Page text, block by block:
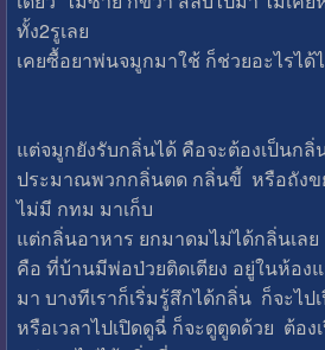
ทั้ง2รูเลย
เคยซื้อยาพ่นจมูกมาใช้ ก็ช่วยอะไรได้
แต่จมูกยังรับกลิ่นได้ คือจะต้องเป็นก
ประมาณพวกกลิ่นตด กลิ่นขี้ หรือถังข
ไม่มี กทม มาเก็บ
แต่กลิ่นอาหาร ยกมาดมไม่ได้กลิ่นเลย
คือ ที่บ้านมีพ่อป่วยติดเตียง อยู่ในห้อง
มา บางทีเราก็เริ่มรู้สึกได้กลิ่น ก็จะไป
หรือเวลาไปเปิดดูฉี่ ก็จะดูตูดด้วย ต้อ